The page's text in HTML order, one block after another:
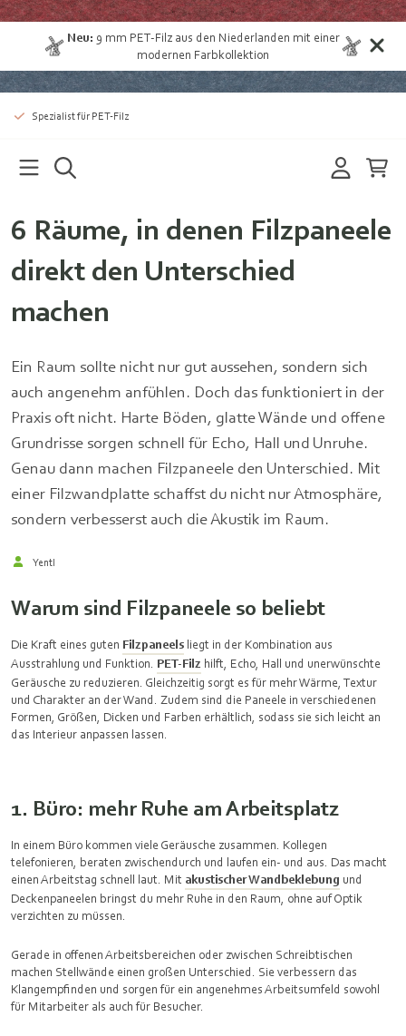
Neu: 9 mm PET-Filz aus den Niederlanden mit einer
modernen Farbkollektion
Spezialist für PET-Filz
6 Räume, in denen Filzpaneele
direkt den Unterschied
machen
Ein Raum sollte nicht nur gut aussehen, sondern sich
auch angenehm anfühlen. Doch das funktioniert in der
Praxis oft nicht. Harte Böden, glatte Wände und offene
Grundrisse sorgen schnell für Echo, Hall und Unruhe.
Genau dann machen Filzpaneele den Unterschied. Mit
einer Filzwandplatte schaffst du nicht nur Atmosphäre,
sondern verbesserst auch die Akustik im Raum.
Yentl
Warum sind Filzpaneele so beliebt
Die Kraft eines guten Filzpaneels liegt in der Kombination aus
Ausstrahlung und Funktion. PET-Filz hilft, Echo, Hall und unerwünschte
Geräusche zu reduzieren. Gleichzeitig sorgt es für mehr Wärme, Textur
und Charakter an der Wand. Zudem sind die Paneele in verschiedenen
Formen, Größen, Dicken und Farben erhältlich, sodass sie sich leicht an
das Interieur anpassen lassen.
1. Büro: mehr Ruhe am Arbeitsplatz
In einem Büro kommen viele Geräusche zusammen. Kollegen
telefonieren, beraten zwischendurch und laufen ein- und aus. Das macht
einen Arbeitstag schnell laut. Mit akustischer Wandbeklebung und
Deckenpaneelen bringst du mehr Ruhe in den Raum, ohne auf Optik
verzichten zu müssen.
Gerade in offenen Arbeitsbereichen oder zwischen Schreibtischen
machen Stellwände einen großen Unterschied. Sie verbessern das
Klangempfinden und sorgen für ein angenehmes Arbeitsumfeld sowohl
für Mitarbeiter als auch für Besucher.